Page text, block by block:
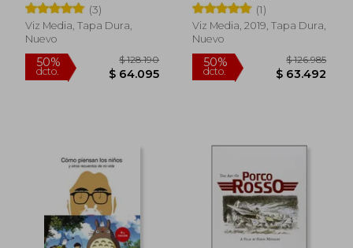
(3)
Viz Media, Tapa Dura,
Nuevo
(1)
Viz Media, 2019, Tapa Dura,
Nuevo